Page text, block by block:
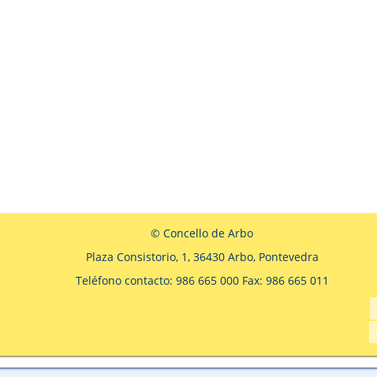
© Concello de Arbo
Plaza Consistorio, 1, 36430 Arbo, Pontevedra
Teléfono contacto: 986 665 000 Fax: 986 665 011